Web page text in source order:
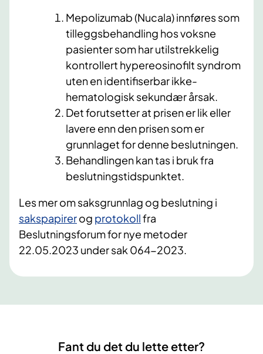
Mepolizumab (Nucala) innføres som
tilleggsbehandling hos voksne
pasienter som har utilstrekkelig
kontrollert hypereosinofilt syndrom
uten en identifiserbar ikke-
hematologisk sekundær årsak.
Det forutsetter at prisen er lik eller
lavere enn den prisen som er
grunnlaget for denne beslutningen.
Behandlingen kan tas i bruk fra
beslutningstidspunktet.
Les mer om saksgrunnlag og beslutning i
sakspapirerog protokollfra
Beslutningsforum for nye metoder
22.05.2023 under sak 064-2023.
Fant du det du lette etter?